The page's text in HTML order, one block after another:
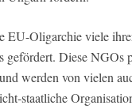
EU-Oligarchie viele
Diese NGOs
werden von vielen
staatliche